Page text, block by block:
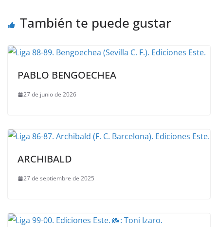
También te puede gustar
PABLO BENGOECHEA
27 de junio de 2026
ARCHIBALD
27 de septiembre de 2025